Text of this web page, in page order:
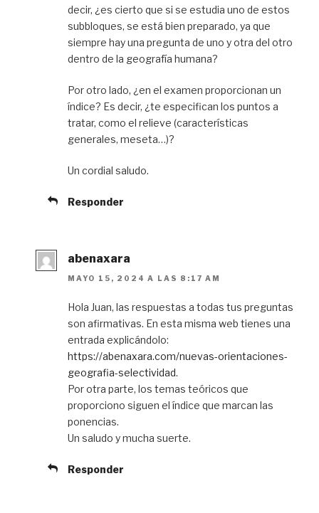
decir, ¿es cierto que si se estudia uno de estos
subbloques, se está bien preparado, ya que
siempre hay una pregunta de uno y otra del otro
dentro de la geografía humana?
Por otro lado, ¿en el examen proporcionan un
índice? Es decir, ¿te especifican los puntos a
tratar, como el relieve (características
generales, meseta…)?
Un cordial saludo.
Responder
abenaxara
MAYO 15, 2024 A LAS 8:17 AM
Hola Juan, las respuestas a todas tus preguntas
son afirmativas. En esta misma web tienes una
entrada explicándolo:
https://abenaxara.com/nuevas-orientaciones-
geografia-selectividad.
Por otra parte, los temas teóricos que
proporciono siguen el índice que marcan las
ponencias.
Un saludo y mucha suerte.
Responder